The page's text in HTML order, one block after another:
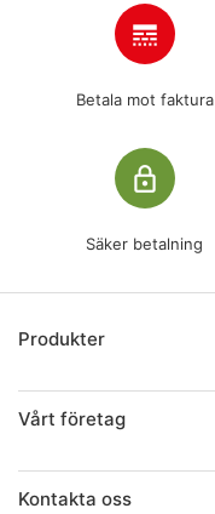
line_style
Betala mot faktura
lock_outline
Säker betalning
Produkter
Vårt företag
Kontakta oss